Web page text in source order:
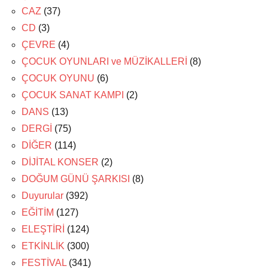
CAZ (37)
CD (3)
ÇEVRE (4)
ÇOCUK OYUNLARI ve MÜZİKALLERİ (8)
ÇOCUK OYUNU (6)
ÇOCUK SANAT KAMPI (2)
DANS (13)
DERGİ (75)
DİĞER (114)
DİJİTAL KONSER (2)
DOĞUM GÜNÜ ŞARKISI (8)
Duyurular (392)
EĞİTİM (127)
ELEŞTİRİ (124)
ETKİNLİK (300)
FESTİVAL (341)